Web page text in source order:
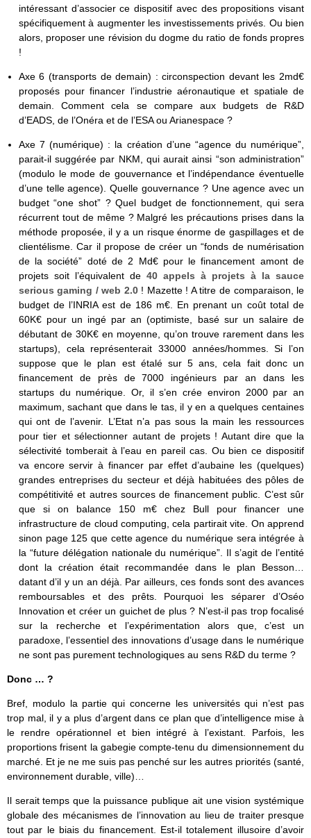
intéressant d’associer ce dispositif avec des propositions visant
spécifiquement à augmenter les investissements privés. Ou bien
alors, proposer une révision du dogme du ratio de fonds propres
!
Axe 6 (transports de demain) : circonspection devant les 2md€
proposés pour financer l’industrie aéronautique et spatiale de
demain. Comment cela se compare aux budgets de R&D
d’EADS, de l’Onéra et de l’ESA ou Arianespace ?
Axe 7 (numérique) : la création d’une “agence du numérique”,
parait-il suggérée par NKM, qui aurait ainsi “son administration”
(modulo le mode de gouvernance et l’indépendance éventuelle
d’une telle agence). Quelle gouvernance ? Une agence avec un
budget “one shot” ? Quel budget de fonctionnement, qui sera
récurrent tout de même ? Malgré les précautions prises dans la
méthode proposée, il y a un risque énorme de gaspillages et de
clientélisme. Car il propose de créer un “fonds de numérisation
de la société” doté de 2 Md€ pour le financement amont de
projets soit l’équivalent de 40 appels à projets à la sauce
serious gaming / web 2.0! Mazette ! A titre de comparaison, le
budget de l’INRIA est de 186 m€. En prenant un coût total de
60K€ pour un ingé par an (optimiste, basé sur un salaire de
débutant de 30K€ en moyenne, qu’on trouve rarement dans les
startups), cela représenterait 33000 années/hommes. Si l’on
suppose que le plan est étalé sur 5 ans, cela fait donc un
financement de près de 7000 ingénieurs par an dans les
startups du numérique. Or, il s’en crée environ 2000 par an
maximum, sachant que dans le tas, il y en a quelques centaines
qui ont de l’avenir. L’Etat n’a pas sous la main les ressources
pour tier et sélectionner autant de projets ! Autant dire que la
sélectivité tomberait à l’eau en pareil cas. Ou bien ce dispositif
va encore servir à financer par effet d’aubaine les (quelques)
grandes entreprises du secteur et déjà habituées des pôles de
compétitivité et autres sources de financement public. C’est sûr
que si on balance 150 m€ chez Bull pour financer une
infrastructure de cloud computing, cela partirait vite. On apprend
sinon page 125 que cette agence du numérique sera intégrée à
la “future délégation nationale du numérique”. Il s’agit de l’entité
dont la création était recommandée dans le plan Besson…
datant d’il y un an déjà. Par ailleurs, ces fonds sont des avances
remboursables et des prêts. Pourquoi les séparer d’Oséo
Innovation et créer un guichet de plus ? N’est-il pas trop focalisé
sur la recherche et l’expérimentation alors que, c’est un
paradoxe, l’essentiel des innovations d’usage dans le numérique
ne sont pas purement technologiques au sens R&D du terme ?
Donc … ?
Bref, modulo la partie qui concerne les universités qui n’est pas
trop mal, il y a plus d’argent dans ce plan que d’intelligence mise à
le rendre opérationnel et bien intégré à l’existant. Parfois, les
proportions frisent la gabegie compte-tenu du dimensionnement du
marché. Et je ne me suis pas penché sur les autres priorités (santé,
environnement durable, ville)…
Il serait temps que la puissance publique ait une vision systémique
globale des mécanismes de l’innovation au lieu de traiter presque
tout par le biais du financement. Est-il totalement illusoire d’avoir